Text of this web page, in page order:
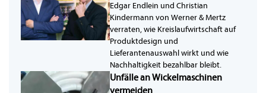
Edgar Endlein und Christian
Kindermann von Werner & Mertz
verraten, wie Kreislaufwirtschaft auf
Produktdesign und
Lieferantenauswahl wirkt und wie
Nachhaltigkeit bezahlbar bleibt.
Unfälle an Wickelmaschinen
vermeiden